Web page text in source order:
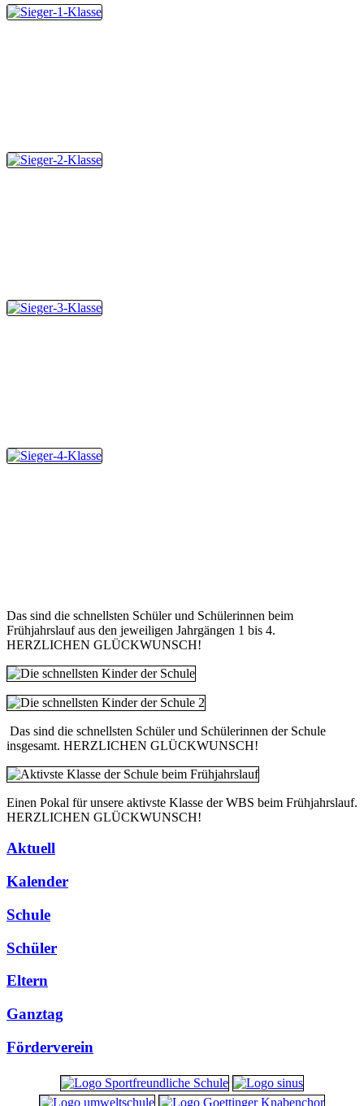
Das sind die schnellsten Schüler und Schülerinnen beim
Frühjahrslauf aus den jeweiligen Jahrgängen 1 bis 4.
HERZLICHEN GLÜCKWUNSCH!
Das sind die schnellsten Schüler und Schülerinnen der Schule
insgesamt. HERZLICHEN GLÜCKWUNSCH!
Einen Pokal für unsere aktivste Klasse der WBS beim Frühjahrslauf.
HERZLICHEN GLÜCKWUNSCH!
Aktuell
Kalender
Schule
Schüler
Eltern
Ganztag
Förderverein